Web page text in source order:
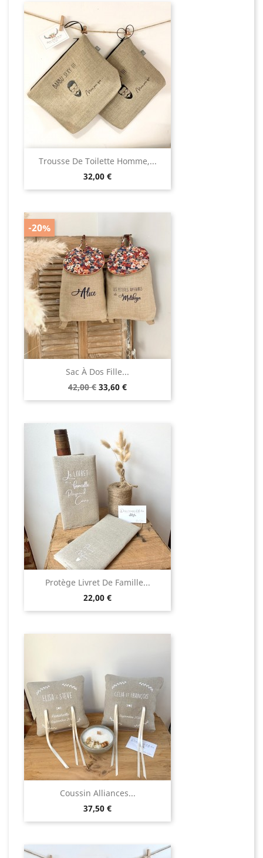
Trousse De Toilette Homme,...
Prix
32,00 €
Sac À Dos Fille...
Prix
de
42,00 € Prix
33,60 €
-20%
Protège Livret De Famille...
Prix
22,00 €
Coussin Alliances...
Prix
37,50 €